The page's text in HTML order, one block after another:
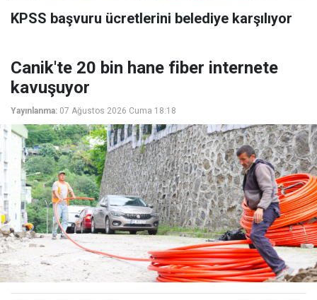
KPSS başvuru ücretlerini belediye karşılıyor
Canik'te 20 bin hane fiber internete
kavuşuyor
Yayınlanma: 07 Ağustos 2026 Cuma 18:18